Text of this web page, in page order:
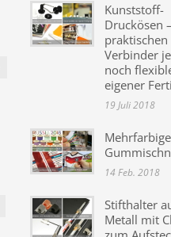
Kunststoff-
Druckösen
praktischen
Verbinder
noch
eigener
19 Juli 2018
Mehrfarbige
14 Feb. 2018
Stifthalter
Metall mit